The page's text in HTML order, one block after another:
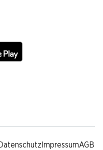
Datenschutz ImpressumAGB